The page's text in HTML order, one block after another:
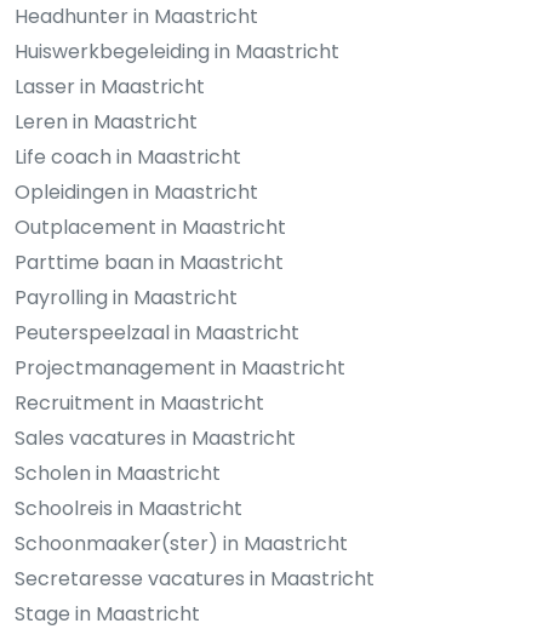
Headhunter in Maastricht
Huiswerkbegeleiding in Maastricht
Lasser in Maastricht
Leren in Maastricht
Life coach in Maastricht
Opleidingen in Maastricht
Outplacement in Maastricht
Parttime baan in Maastricht
Payrolling in Maastricht
Peuterspeelzaal in Maastricht
Projectmanagement in Maastricht
Recruitment in Maastricht
Sales vacatures in Maastricht
Scholen in Maastricht
Schoolreis in Maastricht
Schoonmaaker(ster) in Maastricht
Secretaresse vacatures in Maastricht
Stage in Maastricht